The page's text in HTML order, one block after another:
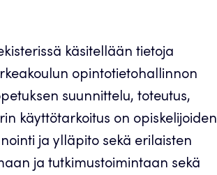
käsitellään tietoja
opintotietohallinnon
suunnittelu, toteutus,
käyttötarkoitus on opiskelijoiden
ja ylläpito sekä erilaisten
ja tutkimustoimintaan sekä